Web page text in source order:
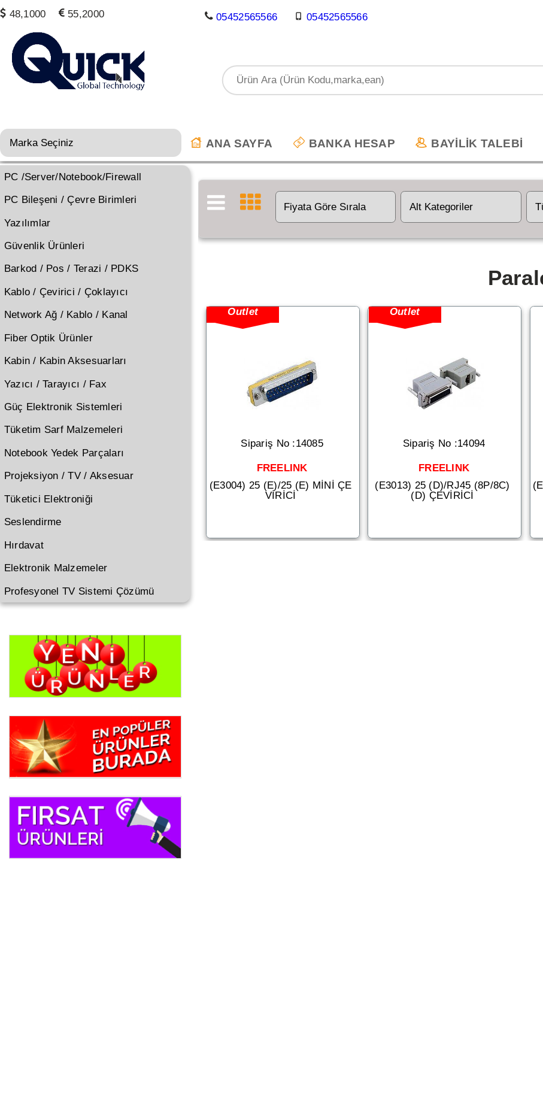
48,1000 55,2000 05452565566
05452565566
ANA SAYFA BANKA HESAP BAYİLİK TALEBİ
PC /Server/Notebook/Firewall
PC Bileşeni / Çevre Birimleri
Yazılımlar
Güvenlik Ürünleri
Barkod / Pos / Terazi / PDKS
Kablo / Çevirici / Çoklayıcı
Network Ağ / Kablo / Kanal
Fiber Optik Ürünler
Kabin / Kabin Aksesuarları
Yazıcı / Tarayıcı / Fax
Güç Elektronik Sistemleri
Tüketim Sarf Malzemeleri
Notebook Yedek Parçaları
Projeksiyon / TV / Aksesuar
Tüketici Elektroniği
Seslendirme
Hırdavat
Elektronik Malzemeler
Profesyonel TV Sistemi Çözümü
Outlet
Sipariş No :14085
FREELINK
(E3004) 25 (E)/25 (E) MİNİ ÇE
VİRİCİ
Outlet
Sipariş No :14094
FREELINK
(E3013) 25 (D)/RJ45 (8P/8C)
(D) ÇEVİRİCİ